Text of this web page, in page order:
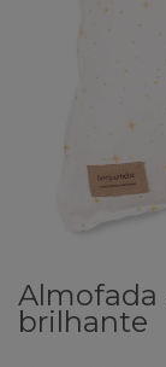
Almofada
brilhante